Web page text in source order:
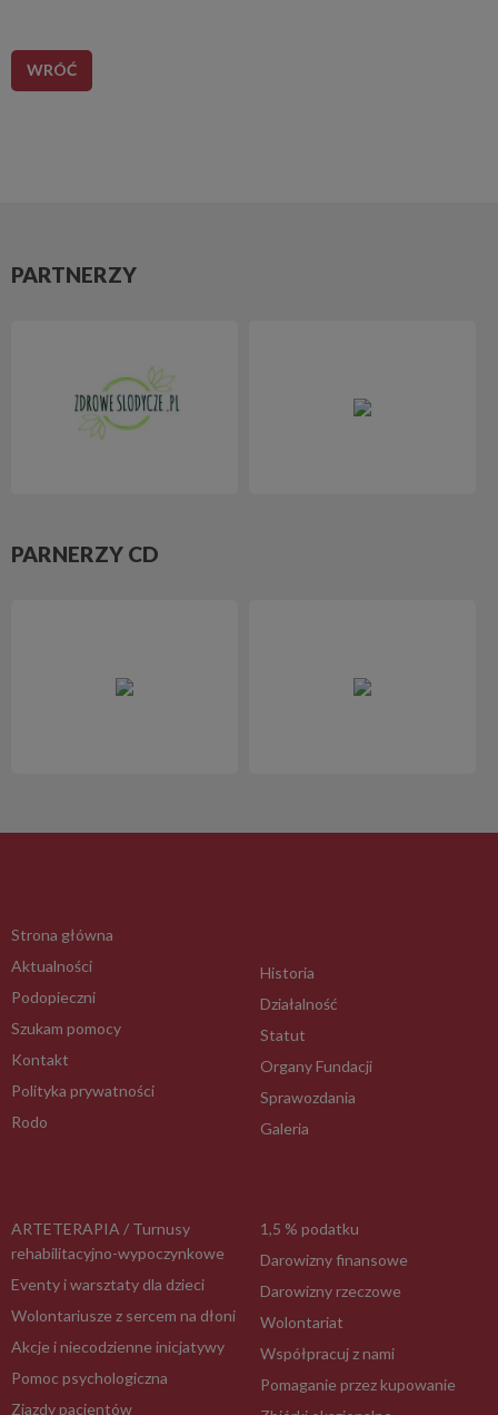
WRÓĆ
PARTNERZY
PARNERZY CD
Strona główna
Aktualności
Podopieczni
Szukam pomocy
Kontakt
Polityka prywatności
Rodo
Historia
Działalność
Statut
Organy Fundacji
Sprawozdania
Galeria
ARTETERAPIA / Turnusy
rehabilitacyjno-wypoczynkowe
Eventy i warsztaty dla dzieci
Wolontariusze z sercem na dłoni
Akcje i niecodzienne inicjatywy
Pomoc psychologiczna
Zjazdy pacjentów
1,5 % podatku
Darowizny finansowe
Darowizny rzeczowe
Wolontariat
Współpracuj z nami
Pomaganie przez kupowanie